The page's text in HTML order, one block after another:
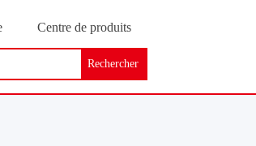
Centre de produits
Rechercher